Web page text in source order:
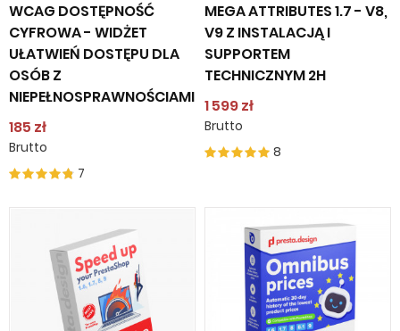
WCAG DOSTĘPNOŚĆ
CYFROWA - WIDŻET
UŁATWIEŃ DOSTĘPU DLA
OSÓB Z
NIEPEŁNOSPRAWNOŚCIAMI
185 zł
Brutto
7
MEGA ATTRIBUTES 1.7 - V8,
V9 Z INSTALACJĄ I
SUPPORTEM
TECHNICZNYM 2H
1 599 zł
Brutto
8